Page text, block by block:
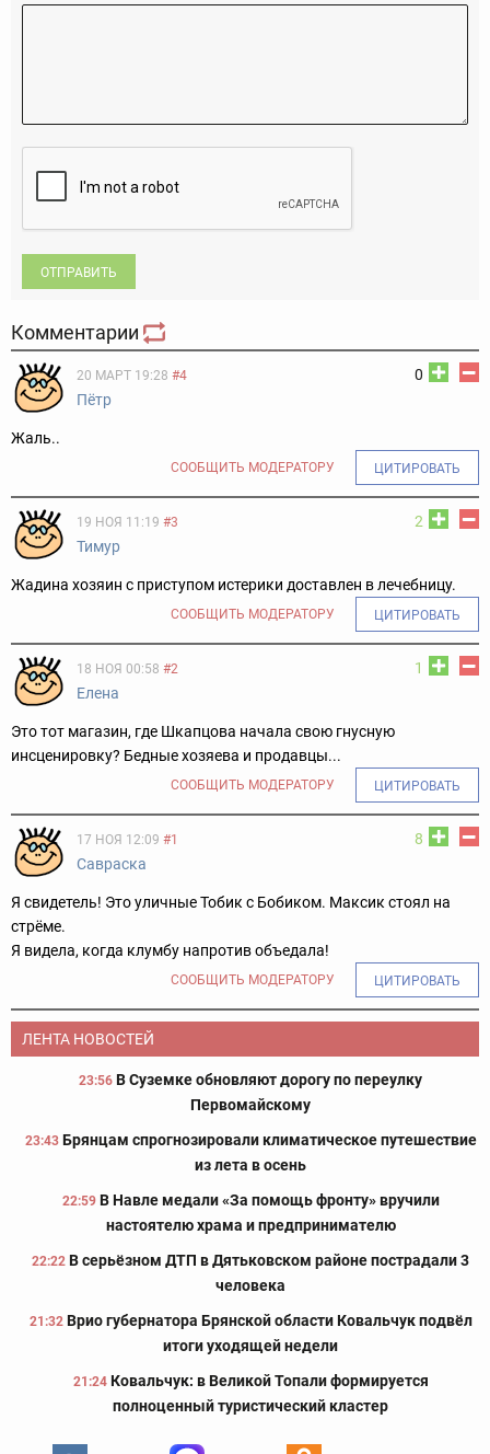
ОТПРАВИТЬ
Комментарии
0
20 МАРТ 19:28 #4
Пётр
Жаль..
СООБЩИТЬ МОДЕРАТОРУ ЦИТИРОВАТЬ
2
19 НОЯ 11:19 #3
Тимур
Жадина хозяин с приступом истерики доставлен в лечебницу.
СООБЩИТЬ МОДЕРАТОРУ ЦИТИРОВАТЬ
1
18 НОЯ 00:58 #2
Елена
Это тот магазин, где Шкапцова начала свою гнусную
инсценировку? Бедные хозяева и продавцы...
СООБЩИТЬ МОДЕРАТОРУ ЦИТИРОВАТЬ
8
17 НОЯ 12:09 #1
Савраска
Я свидетель! Это уличные Тобик с Бобиком. Максик стоял на
стрёме.
Я видела, когда клумбу напротив объедала!
СООБЩИТЬ МОДЕРАТОРУ ЦИТИРОВАТЬ
ЛЕНТА НОВОСТЕЙ
23:56 В Суземке обновляют дорогу по переулку
Первомайскому
23:43 Брянцам спрогнозировали климатическое путешествие
из лета в осень
22:59 В Навле медали «За помощь фронту» вручили
настоятелю храма и предпринимателю
22:22 В серьёзном ДТП в Дятьковском районе пострадали 3
человека
21:32 Врио губернатора Брянской области Ковальчук подвёл
итоги уходящей недели
21:24 Ковальчук: в Великой Топали формируется
полноценный туристический кластер